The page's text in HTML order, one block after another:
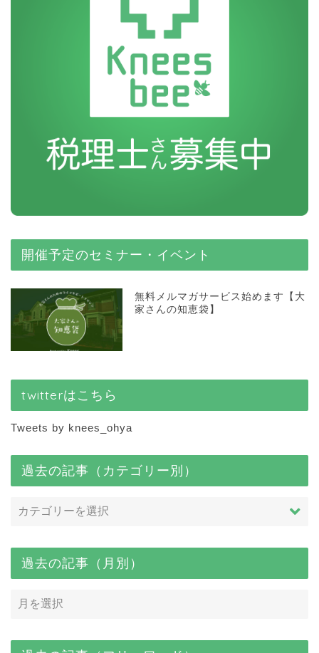
開催予定のセミナー・イベント
無料メルマガサービス始めます【大
家さんの知恵袋】
twitterはこちら
Tweets by knees_ohya
過去の記事（カテゴリー別）
過去の記事（月別）